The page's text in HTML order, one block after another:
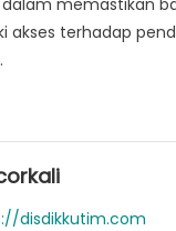
memastikan
akses terhadap
disdikkutim.com